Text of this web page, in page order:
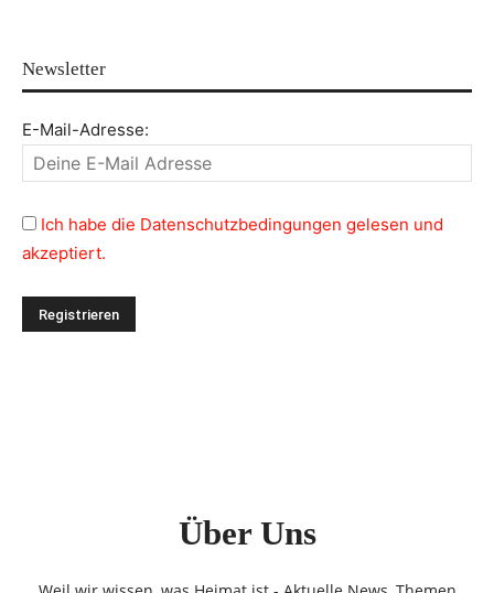
Newsletter
E-Mail-Adresse:
Ich habe die Datenschutzbedingungen gelesen und
akzeptiert.
Über Uns